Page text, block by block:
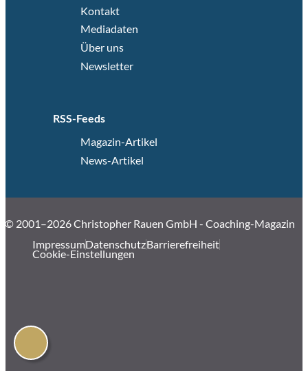
Kontakt
Mediadaten
Über uns
Newsletter
RSS-Feeds
Magazin-Artikel
News-Artikel
© 2001–2026 Christopher Rauen GmbH - Coaching-Magazin
ImpressumDatenschutzBarrierefreiheit
Cookie-Einstellungen